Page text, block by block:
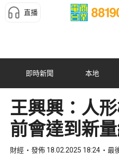
直播
即時新聞 本地
王興興：人
前會達到新
財經 發佈 18.02.2025 18:24 最